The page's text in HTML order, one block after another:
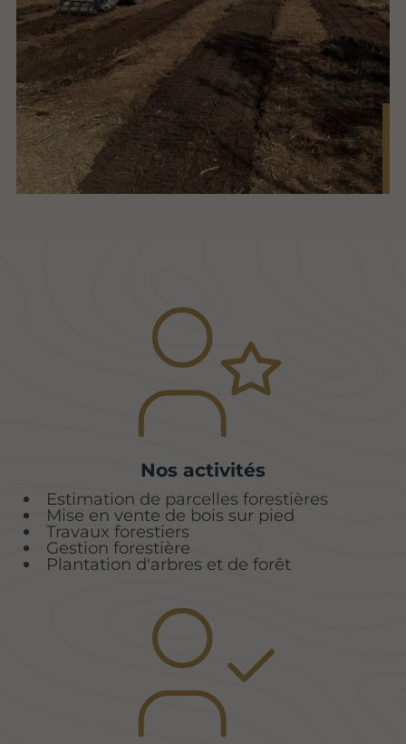
Nos activités
Estimation de parcelles forestières
Mise en vente de bois sur pied
Travaux forestiers
Gestion forestière
Plantation d'arbres et de forêt